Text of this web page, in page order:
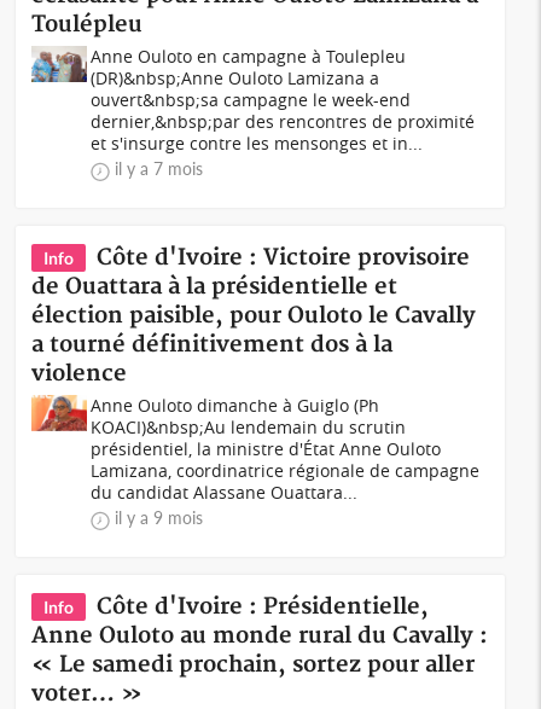
Toulépleu
Anne Ouloto en campagne à Toulepleu
(DR)&nbsp;Anne Ouloto Lamizana a
ouvert&nbsp;sa campagne le week-end
dernier,&nbsp;par des rencontres de proximité
et s'insurge contre les mensonges et in...
il y a 7 mois
Info
Côte d'Ivoire : Victoire provisoire
de Ouattara à la présidentielle et
élection paisible, pour Ouloto le Cavally
a tourné définitivement dos à la
violence
Anne Ouloto dimanche à Guiglo (Ph
KOACI)&nbsp;Au lendemain du scrutin
présidentiel, la ministre d'État Anne Ouloto
Lamizana, coordinatrice régionale de campagne
du candidat Alassane Ouattara...
il y a 9 mois
Info
Côte d'Ivoire : Présidentielle,
Anne Ouloto au monde rural du Cavally :
« Le samedi prochain, sortez pour aller
voter… »